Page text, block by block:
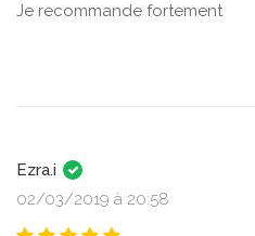
Je recommande fortement
Ezra.i
02/03/2019 à 20:58